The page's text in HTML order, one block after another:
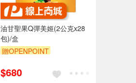
油甘聖果Q彈美姬(2公克x28
包)/盒
贈OPENPOINT
$680